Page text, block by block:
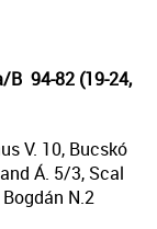
B 94-82 (19-24,
V. 10, Bucskó
Á. 5/3, Scal
N.2